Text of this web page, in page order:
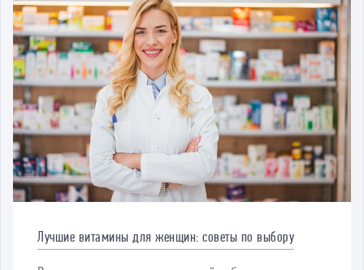
Лучшие витамины для женщин: советы по выбору